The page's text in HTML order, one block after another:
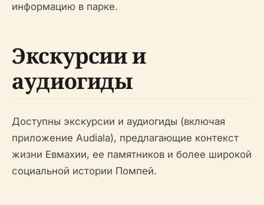
информацию в парке.
Экскурсии и
аудиогиды
Доступны экскурсии и аудиогиды (включая
приложение Audiala), предлагающие контекст
жизни Евмахии, ее памятников и более широкой
социальной истории Помпей.